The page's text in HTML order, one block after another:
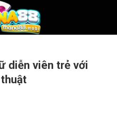
diễn viên trẻ với